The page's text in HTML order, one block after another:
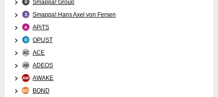
Smappa! Group
Smappa! Hans Axel von Fersen
APiTS
OPUST
ACE
ADEOS
AWAKE
BOND